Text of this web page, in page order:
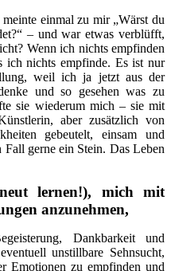
einmal zu mir „Wärst du
– und war etwas verblüfft,
Wenn ich nichts empfinden
ich nichts empfinde. Es ist nur
weil ich ja jetzt aus der
und so gesehen was zu
sie wiederum mich – sie mit
aber zusätzlich von
gebeutelt, einsam und
gerne ein Stein. Das Leben
lernen!), mich mit
anzunehmen,
Dankbarkeit und
unstillbare Sehnsucht,
Emotionen zu empfinden und